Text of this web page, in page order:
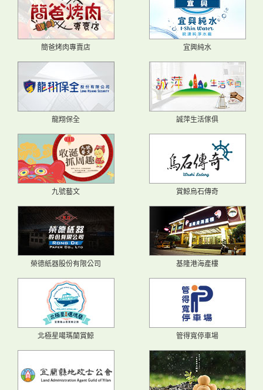
簡爸烤肉專賣店 宜興純水
龍翔保全 誠萍生活傢俱
九號藝文 賞鯨烏石傳奇
榮德紙器股份有限公司 基隆港海產樓
北極星噶瑪蘭賞鯨 管得寬停車場